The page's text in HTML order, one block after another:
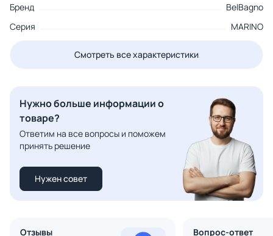
Бренд
BelBagno
Серия
MARINO
Смотреть все характеристики
Нужно больше информации о
товаре?
Ответим на все вопросы и поможем
принять решение
Нужен совет
Отзывы Вопрос-ответ